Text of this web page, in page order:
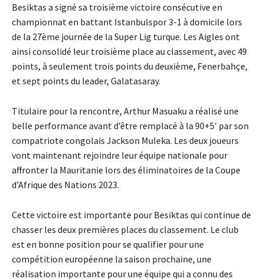
Besiktas a signé sa troisième victoire consécutive en
championnat en battant Istanbulspor 3-1 à domicile lors
de la 27ème journée de la Super Lig turque. Les Aigles ont
ainsi consolidé leur troisième place au classement, avec 49
points, à seulement trois points du deuxième, Fenerbahçe,
et sept points du leader, Galatasaray.
Titulaire pour la rencontre, Arthur Masuaku a réalisé une
belle performance avant d’être remplacé à la 90+5′ par son
compatriote congolais Jackson Muleka. Les deux joueurs
vont maintenant rejoindre leur équipe nationale pour
affronter la Mauritanie lors des éliminatoires de la Coupe
d’Afrique des Nations 2023.
Cette victoire est importante pour Besiktas qui continue de
chasser les deux premières places du classement. Le club
est en bonne position pour se qualifier pour une
compétition européenne la saison prochaine, une
réalisation importante pour une équipe qui a connu des